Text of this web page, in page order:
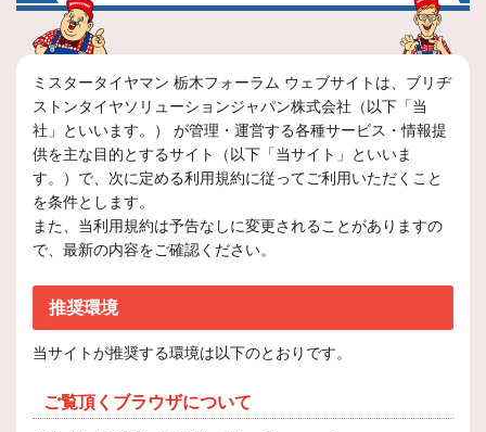
ミスタータイヤマン 栃木フォーラム ウェブサイトは、ブリヂ
ストンタイヤソリューションジャパン株式会社（以下「当
社」といいます。） が管理・運営する各種サービス・情報提
供を主な目的とするサイト（以下「当サイト」といいま
す。）で、次に定める利用規約に従ってご利用いただくこと
を条件とします。
また、当利用規約は予告なしに変更されることがありますの
で、最新の内容をご確認ください。
推奨環境
当サイトが推奨する環境は以下のとおりです。
ご覧頂くブラウザについて